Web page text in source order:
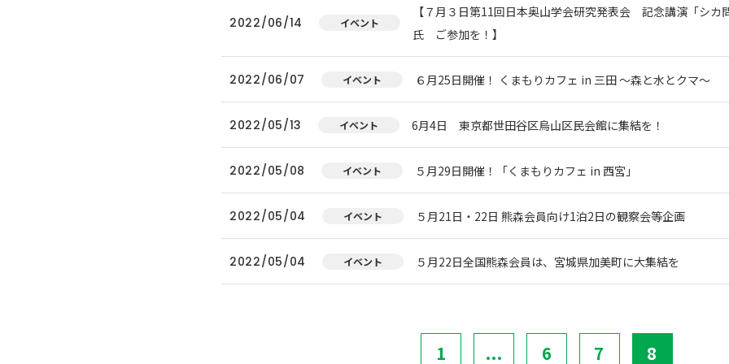
2022/06/14 イベント
【７月３日第11回日本奥山学会研究発表会 記念講演「シカ
氏 ご参加を！】
2022/06/07 イベント ６月25日開催！ くまもりカフェ in 三田 ～森と水とクマ～
2022/05/13 イベント 6月4日 東京都世田谷区烏山区民会館に集結を！
2022/05/08 イベント ５月29日開催！「くまもりカフェ in 西宮」
2022/05/04 イベント ５月21日・22日 熊森会員向け1泊2日の観察会等企画
2022/05/04 イベント ５月22日全国熊森会員は、宮城県加美町に大集結を
1 ... 6 7 8